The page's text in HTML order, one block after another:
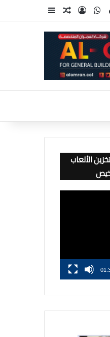
تشات
‫TikTok واتسابتسجيل الدخولمقال عشوائي
الألعاب